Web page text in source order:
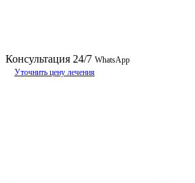
Консультация 24/7 WhatsApp
Уточнить цену лечения